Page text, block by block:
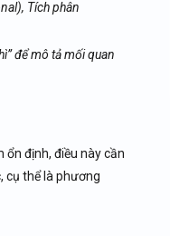
Tích phân
để mô tả mối quan
định, điều này cần
cụ thể là phương